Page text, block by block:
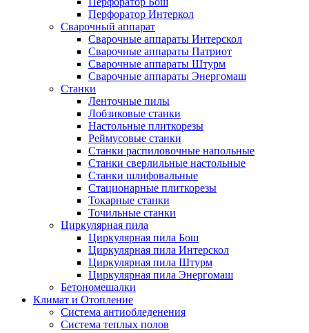
Перфоратор Интеркол
Сварочный аппарат
Сварочные аппараты Интерскол
Сварочные аппараты Патриот
Сварочные аппараты Штурм
Сварочные аппараты Энергомаш
Станки
Ленточные пилы
Лобзиковые станки
Настольные плиткорезы
Реймусовые станки
Станки распиловочные напольные
Станки сверлильные настольные
Станки шлифовальные
Стационарные плиткорезы
Токарные станки
Точильные станки
Циркулярная пила
Циркулярная пила Бош
Циркулярная пила Интерскол
Циркулярная пила Штурм
Циркулярная пила Энергомаш
Бетономешалки
Климат и Отопление
Система антиобледенения
Система теплых полов